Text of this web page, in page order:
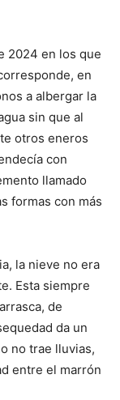
2024 en los que
en
a albergar la
sin que al
otros eneros
con
llamado
formas con más
la nieve no era
Esta siempre
de
da un
no trae lluvias,
entre el marrón